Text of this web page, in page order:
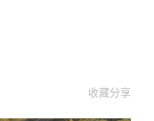
收藏分享